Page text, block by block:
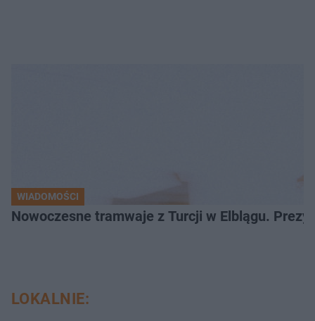
WIADOMOŚCI
Nowoczesne tramwaje z Turcji w Elblągu.
LOKALNIE: